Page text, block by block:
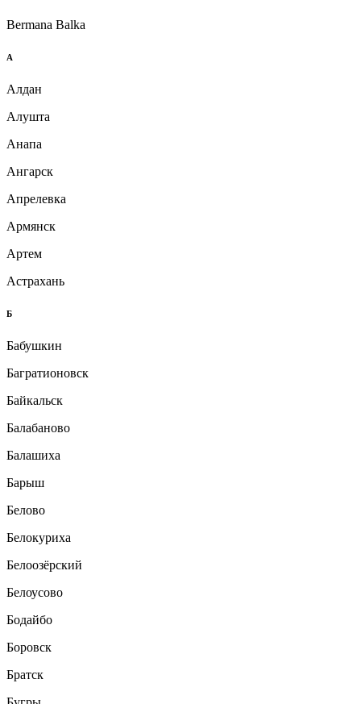
Bermana Balka
А
Алдан
Алушта
Анапа
Ангарск
Апрелевка
Армянск
Артем
Астрахань
Б
Бабушкин
Багратионовск
Байкальск
Балабаново
Балашиха
Барыш
Белово
Белокуриха
Белоозёрский
Белоусово
Бодайбо
Боровск
Братск